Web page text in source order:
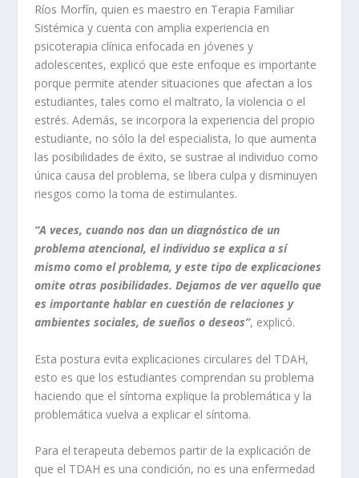
Ríos Morfín, quien es maestro en Terapia Familiar
Sistémica y cuenta con amplia experiencia en
psicoterapia clínica enfocada en jóvenes y
adolescentes, explicó que este enfoque es importante
porque permite atender situaciones que afectan a los
estudiantes, tales como el maltrato, la violencia o el
estrés. Además, se incorpora la experiencia del propio
estudiante, no sólo la del especialista, lo que aumenta
las posibilidades de éxito, se sustrae al individuo como
única causa del problema, se libera culpa y disminuyen
riesgos como la toma de estimulantes.
“A veces, cuando nos dan un diagnóstico de un
problema atencional, el individuo se explica a sí
mismo como el problema, y este tipo de explicaciones
omite otras posibilidades. Dejamos de ver aquello que
es importante hablar en cuestión de relaciones y
ambientes sociales, de sueños o deseos”, explicó.
Esta postura evita explicaciones circulares del TDAH,
esto es que los estudiantes comprendan su problema
haciendo que el síntoma explique la problemática y la
problemática vuelva a explicar el síntoma.
Para el terapeuta debemos partir de la explicación de
que el TDAH es una condición, no es una enfermedad